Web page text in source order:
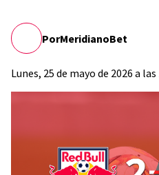
PorMeridianoBet
Lunes, 25 de mayo de 2026 a las